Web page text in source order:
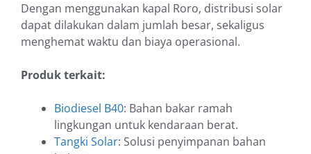
Dengan menggunakan kapal Roro, distribusi solar
dapat dilakukan dalam jumlah besar, sekaligus
menghemat waktu dan biaya operasional.
Produk terkait:
Biodiesel B40: Bahan bakar ramah
lingkungan untuk kendaraan berat.
Tangki Solar: Solusi penyimpanan bahan